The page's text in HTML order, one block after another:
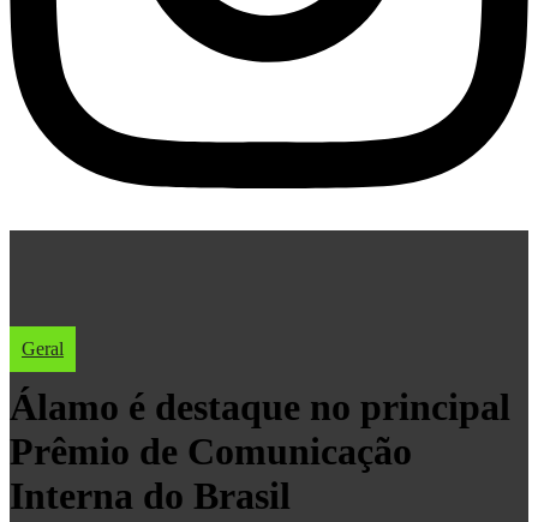
Geral
Álamo é destaque no principal
Prêmio de Comunicação
Interna do Brasil